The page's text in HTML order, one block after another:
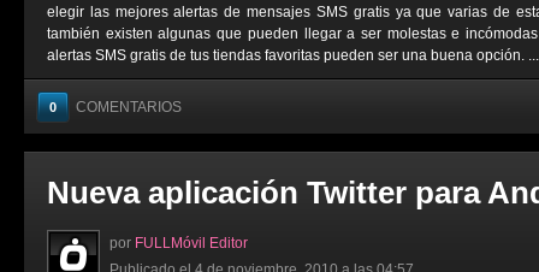
elegir las mejores alertas de mensajes SMS gratis ya que varias de
también existen algunas que pueden llegar a ser molestas e
alertas SMS gratis de tus tiendas favoritas pueden ser una buena opción. ...
0 COMENTARIOS
Nueva aplicación Twitter para
por FULLMóvil Editor